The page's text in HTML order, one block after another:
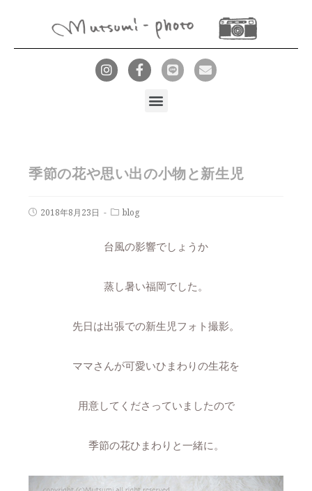
季節の花や思い出の小物と新生児
2018年8月23日 blog
台風の影響でしょうか
蒸し暑い福岡でした。
先日は出張での新生児フォト撮影。
ママさんが可愛いひまわりの生花を
用意してくださっていましたので
季節の花ひまわりと一緒に。